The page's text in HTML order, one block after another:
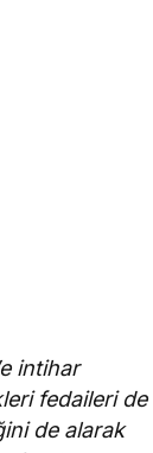
intihar
fedaileri de
de alarak